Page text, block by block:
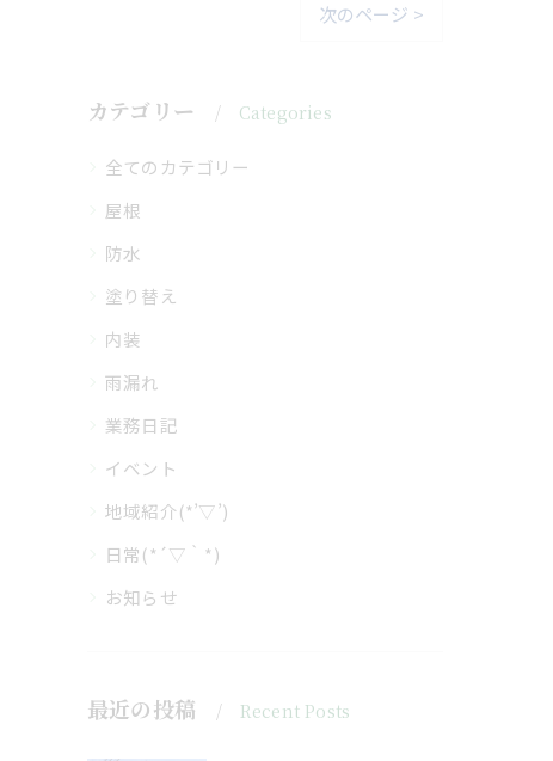
次のページ >
カテゴリー Categories
全てのカテゴリー
屋根
防水
塗り替え
内装
雨漏れ
業務日記
イベント
地域紹介(*’▽’)
日常(*´▽｀*)
お知らせ
最近の投稿 Recent Posts